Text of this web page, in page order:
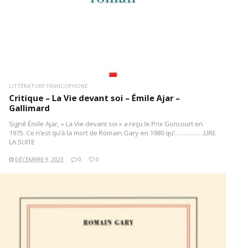
LITTÉRATURE FRANCOPHONE
Critique – La Vie devant soi – Émile Ajar –
Gallimard
Signé Émile Ajar, « La Vie devant soi » a reçu le Prix Goncourt en
1975. Ce n’est qu’à la mort de Romain Gary en 1980 qu’…………….LIRE
LA SUITE
DÉCEMBRE 9, 2023 0 0